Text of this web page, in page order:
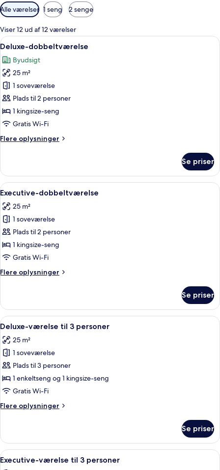
Tilgængelige
filtre
for
værelser
Alle værelser 1 seng 2 senge
Viser 12 ud af 12 værelser
Indlæs
alle
billeder
af
Deluxe-
dobbeltværelse
Allergivenligt sengetøj, pengeskab
2
Deluxe-dobbeltværelse
Byudsigt
25 m²
1 soveværelse
Plads til 2 personer
1 kingsize-seng
Gratis Wi-Fi
Flere oplysninger
Flere
dobbeltværelse
Se priser
Indlæs
alle
billeder
af
Executive-
dobbeltværelse
Allergivenligt sengetøj, pengeskab
2
Executive-dobbeltværelse
25 m²
1 soveværelse
Plads til 2 personer
1 kingsize-seng
Gratis Wi-Fi
Flere oplysninger
Flere
dobbeltværelse
Se priser
Indlæs
alle
billeder
af
Deluxe-
værelse
til
personer
Allergivenligt sengetøj, pengeskab
2
Deluxe-værelse til 3 personer
25 m²
1 soveværelse
Plads til 3 personer
1 enkeltseng og 1 kingsize-seng
Gratis Wi-Fi
Flere oplysninger
Flere
værelse
til
3
Se priser
Indlæs
alle
Allergivenligt sengetøj, pengeskab
2
Executive-værelse til 3 personer